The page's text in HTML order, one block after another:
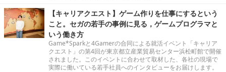
【キャリアクエスト】ゲーム作りを仕事にするという
こと。セガの若手の事例に見る，ゲームプログラマと
いう働き方
Game*Sparkと4Gamerの合同による就活イベント「キャリア
クエスト」の第4回が東京都立産業貿易センター浜松町館で開催
されました。このイベントに合わせて取材した、各社の現場で
実際に働いている若手社員へのインタビューをお届けします。